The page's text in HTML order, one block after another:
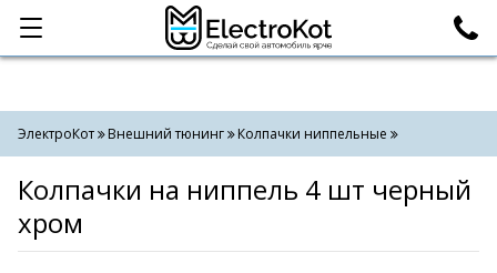
Категории Поиск
ЭлектроКот Внешний тюнинг Колпачки ниппельные
Колпачки на ниппель 4 шт черный
хром